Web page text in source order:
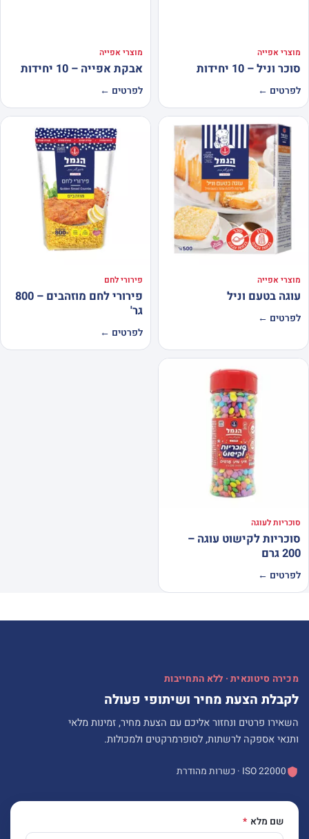
מוצרי אפייה
סוכר וניל – 10 יחידות
לפרטים ←
מוצרי אפייה
אבקת אפייה – 10 יחידות
לפרטים ←
מוצרי אפייה
עוגה בטעם וניל
לפרטים ←
פירורי לחם
פירורי לחם מוזהבים – 800
גר'
לפרטים ←
סוכריות לעוגה
סוכריות לקישוט עוגה –
200 גרם
לפרטים ←
מכירה סיטונאית · ללא התחייבות
לקבלת הצעת מחיר ושיתופי פעולה
השאירו פרטים ונחזור אליכם עם הצעת מחיר, זמינות מלאי
ותנאי אספקה לרשתות, לסופרמרקטים ולמכולות.
ISO 22000 · כשרות מהודרת
שם מלא